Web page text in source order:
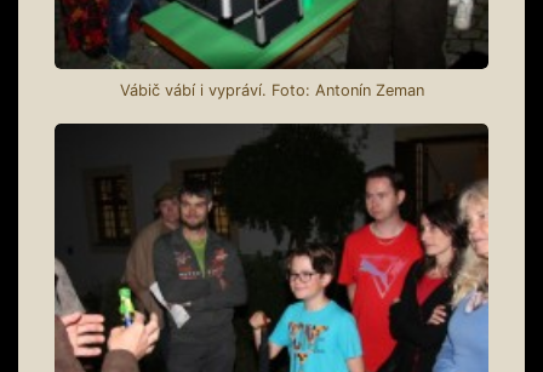
Vábič vábí i vypráví. Foto: Antonín Zeman